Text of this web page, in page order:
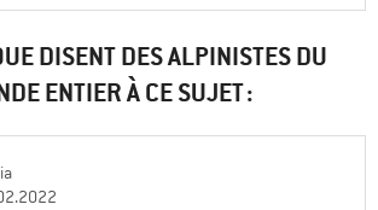
DISENT DES ALPINISTES DU
ENTIER À CE SUJET :